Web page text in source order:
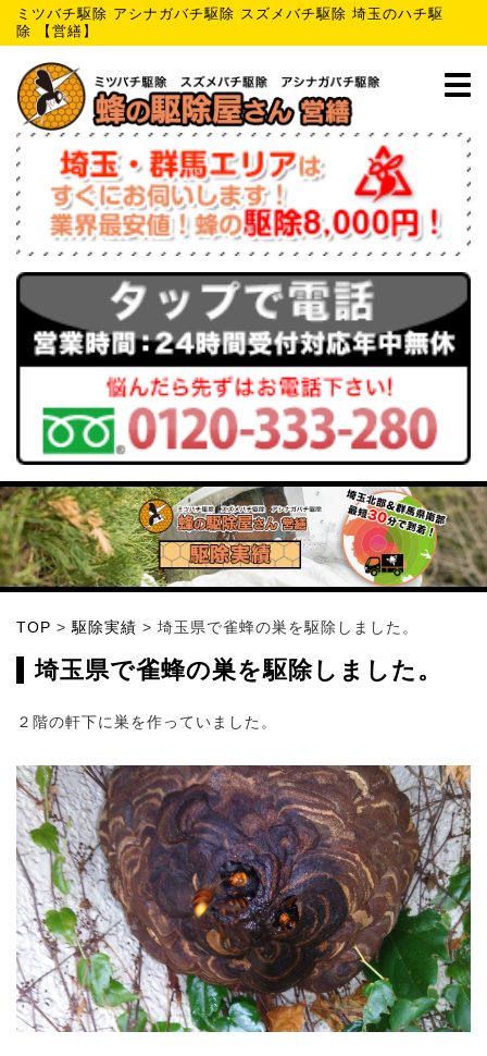
ミツバチ駆除 アシナガバチ駆除 スズメバチ駆除 埼玉のハチ駆
除 【営繕】
TOP > 駆除実績 > 埼玉県で雀蜂の巣を駆除しました。
埼玉県で雀蜂の巣を駆除しました。
２階の軒下に巣を作っていました。